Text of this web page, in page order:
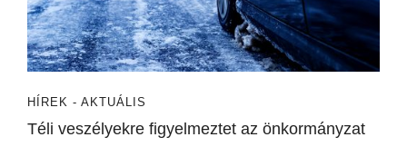
HÍREK - AKTUÁLIS
Téli veszélyekre figyelmeztet az önkormányzat